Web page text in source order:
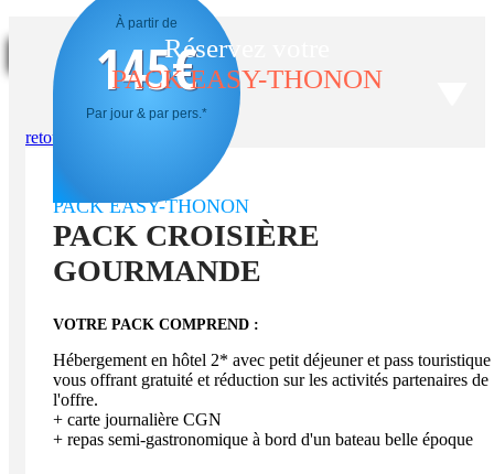
Réservez votre
PACK EASY-THONON
retour aux packs
PACK EASY-THONON
PACK CROISIÈRE
GOURMANDE
VOTRE PACK COMPREND :
Hébergement en hôtel 2* avec petit déjeuner et pass touristique
vous offrant gratuité et réduction sur les activités partenaires de
l'offre.
+ carte journalière CGN
+ repas semi-gastronomique à bord d'un bateau belle époque
À partir de
145€
Par jour & par pers.*